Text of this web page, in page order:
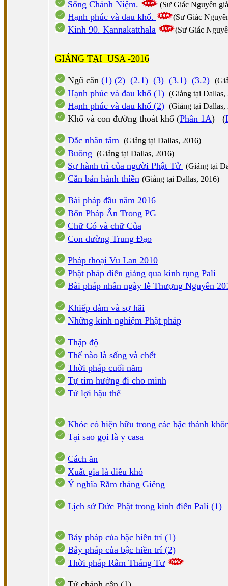
Sống Chánh Niệm. (Sư Giác Nguyên
Hạnh phúc và đau khổ. (Sư Giác
Kinh 90. Kannakatthala (Sư Giác
GIẢNG TẠI USA -2016
Ngũ căn (1) (2) (2.1) (3) (3.1) (3.2)
Hạnh phúc và đau khổ (1) (Giảng tại Dallas,
Hạnh phúc và đau khổ (2) (Giảng tại Dallas,
Khổ và con đường thoát khổ (Phần 1A) (
Đắc nhân tâm (Giảng tại Dallas, 2016)
Buông (Giảng tại Dallas, 2016)
Sự hành trì của người Phật Tử (Giảng tại
Căn bản hành thiền (Giảng tại Dallas, 2016)
Bài pháp đầu năm 2016
Bốn Pháp Ấn Trong PG
Chữ Có và chữ Của
Con đường Trung Đạo
Pháp thoại Vu Lan 2010
Phật pháp diễn giảng qua kinh tụng Pali
Bài pháp nhân ngày lễ Thượng Nguyên
Khiếp đảm và sợ hãi
Những kinh nghiệm Phật pháp
Thập độ
Thế nào là sống và chết
Thời pháp cuối năm
Tự tìm hướng đi cho mình
Tứ lợi hậu thế
Khóc có hiện hữu trong các bậc thánh
Tại sao gọi là y casa
Cách ăn
Xuất gia là điều khó
Ý nghĩa Rằm tháng Giêng
Lịch sử Đức Phật trong kinh điển Pali (1)
Bảy pháp của bậc hiền trí (1)
Bảy pháp của bậc hiền trí (2)
Thời pháp Rằm Tháng Tư